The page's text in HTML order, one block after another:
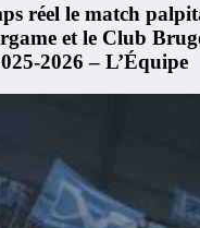
réel le match
et le Club
2026 – L’Équipe